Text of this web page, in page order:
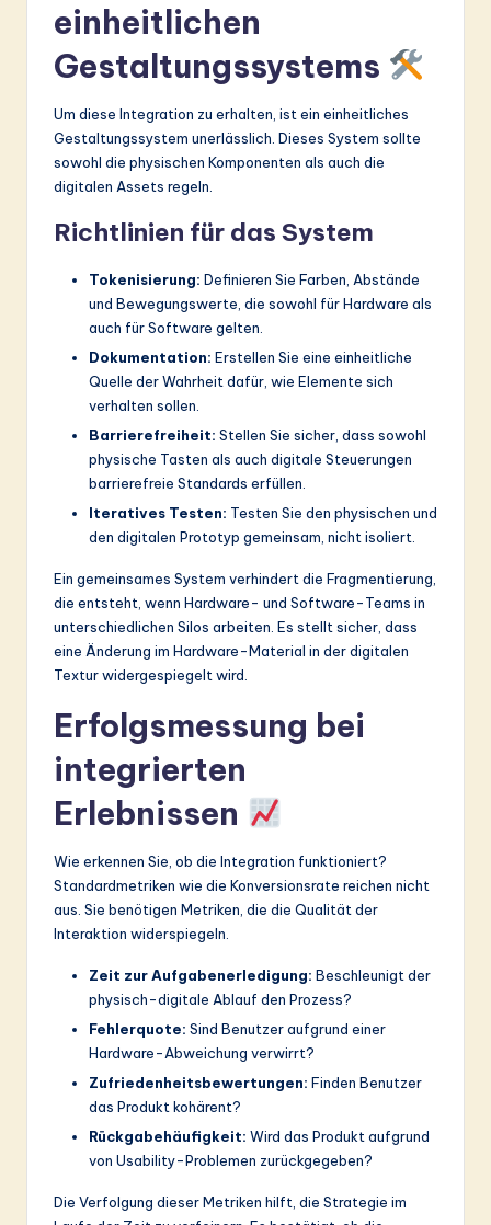
einheitlichen
Gestaltungssystems
Um diese Integration zu erhalten, ist ein einheitliches
Gestaltungssystem unerlässlich. Dieses System sollte
sowohl die physischen Komponenten als auch die
digitalen Assets regeln.
Richtlinien für das System
Tokenisierung: Definieren Sie Farben, Abstände
und Bewegungswerte, die sowohl für Hardware als
auch für Software gelten.
Dokumentation: Erstellen Sie eine einheitliche
Quelle der Wahrheit dafür, wie Elemente sich
verhalten sollen.
Barrierefreiheit: Stellen Sie sicher, dass sowohl
physische Tasten als auch digitale Steuerungen
barrierefreie Standards erfüllen.
Iteratives Testen: Testen Sie den physischen und
den digitalen Prototyp gemeinsam, nicht isoliert.
Ein gemeinsames System verhindert die Fragmentierung,
die entsteht, wenn Hardware- und Software-Teams in
unterschiedlichen Silos arbeiten. Es stellt sicher, dass
eine Änderung im Hardware-Material in der digitalen
Textur widergespiegelt wird.
Erfolgsmessung bei
integrierten
Erlebnissen
Wie erkennen Sie, ob die Integration funktioniert?
Standardmetriken wie die Konversionsrate reichen nicht
aus. Sie benötigen Metriken, die die Qualität der
Interaktion widerspiegeln.
Zeit zur Aufgabenerledigung: Beschleunigt der
physisch-digitale Ablauf den Prozess?
Fehlerquote: Sind Benutzer aufgrund einer
Hardware-Abweichung verwirrt?
Zufriedenheitsbewertungen: Finden Benutzer
das Produkt kohärent?
Rückgabehäufigkeit: Wird das Produkt aufgrund
von Usability-Problemen zurückgegeben?
Die Verfolgung dieser Metriken hilft, die Strategie im